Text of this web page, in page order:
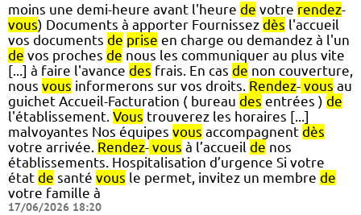
moins une demi-heure avant l'heure de votre rendez-
vous) Documents à apporter Fournissez dès l'accueil
vos documents de prise en charge ou demandez à l'un
de vos proches de nous les communiquer au plus vite
[...] à faire l'avance des frais. En cas de non couverture,
nous vous informerons sur vos droits. Rendez- vous au
guichet Accueil-Facturation ( bureau des entrées ) de
l'établissement. Vous trouverez les horaires [...]
malvoyantes Nos équipes vous accompagnent dès
votre arrivée. Rendez- vous à l’accueil de nos
établissements. Hospitalisation d’urgence Si votre
état de santé vous le permet, invitez un membre de
votre famille à
17/06/2026 18:20